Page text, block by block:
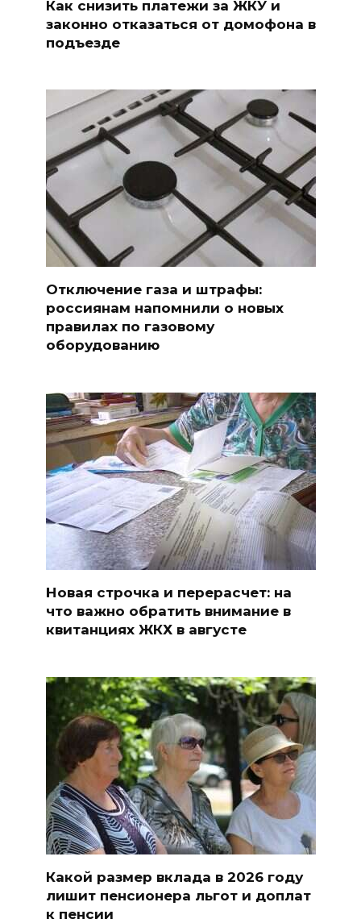
Как снизить платежи за ЖКУ и
законно отказаться от домофона в
подъезде
Отключение газа и штрафы:
россиянам напомнили о новых
правилах по газовому
оборудованию
Новая строчка и перерасчет: на
что важно обратить внимание в
квитанциях ЖКХ в августе
Какой размер вклада в 2026 году
лишит пенсионера льгот и доплат
к пенсии